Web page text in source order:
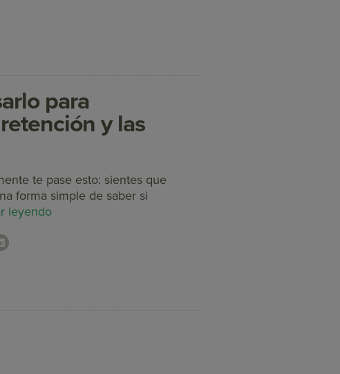
para
y las
te pase esto: sientes que
forma simple de saber si
leyendo